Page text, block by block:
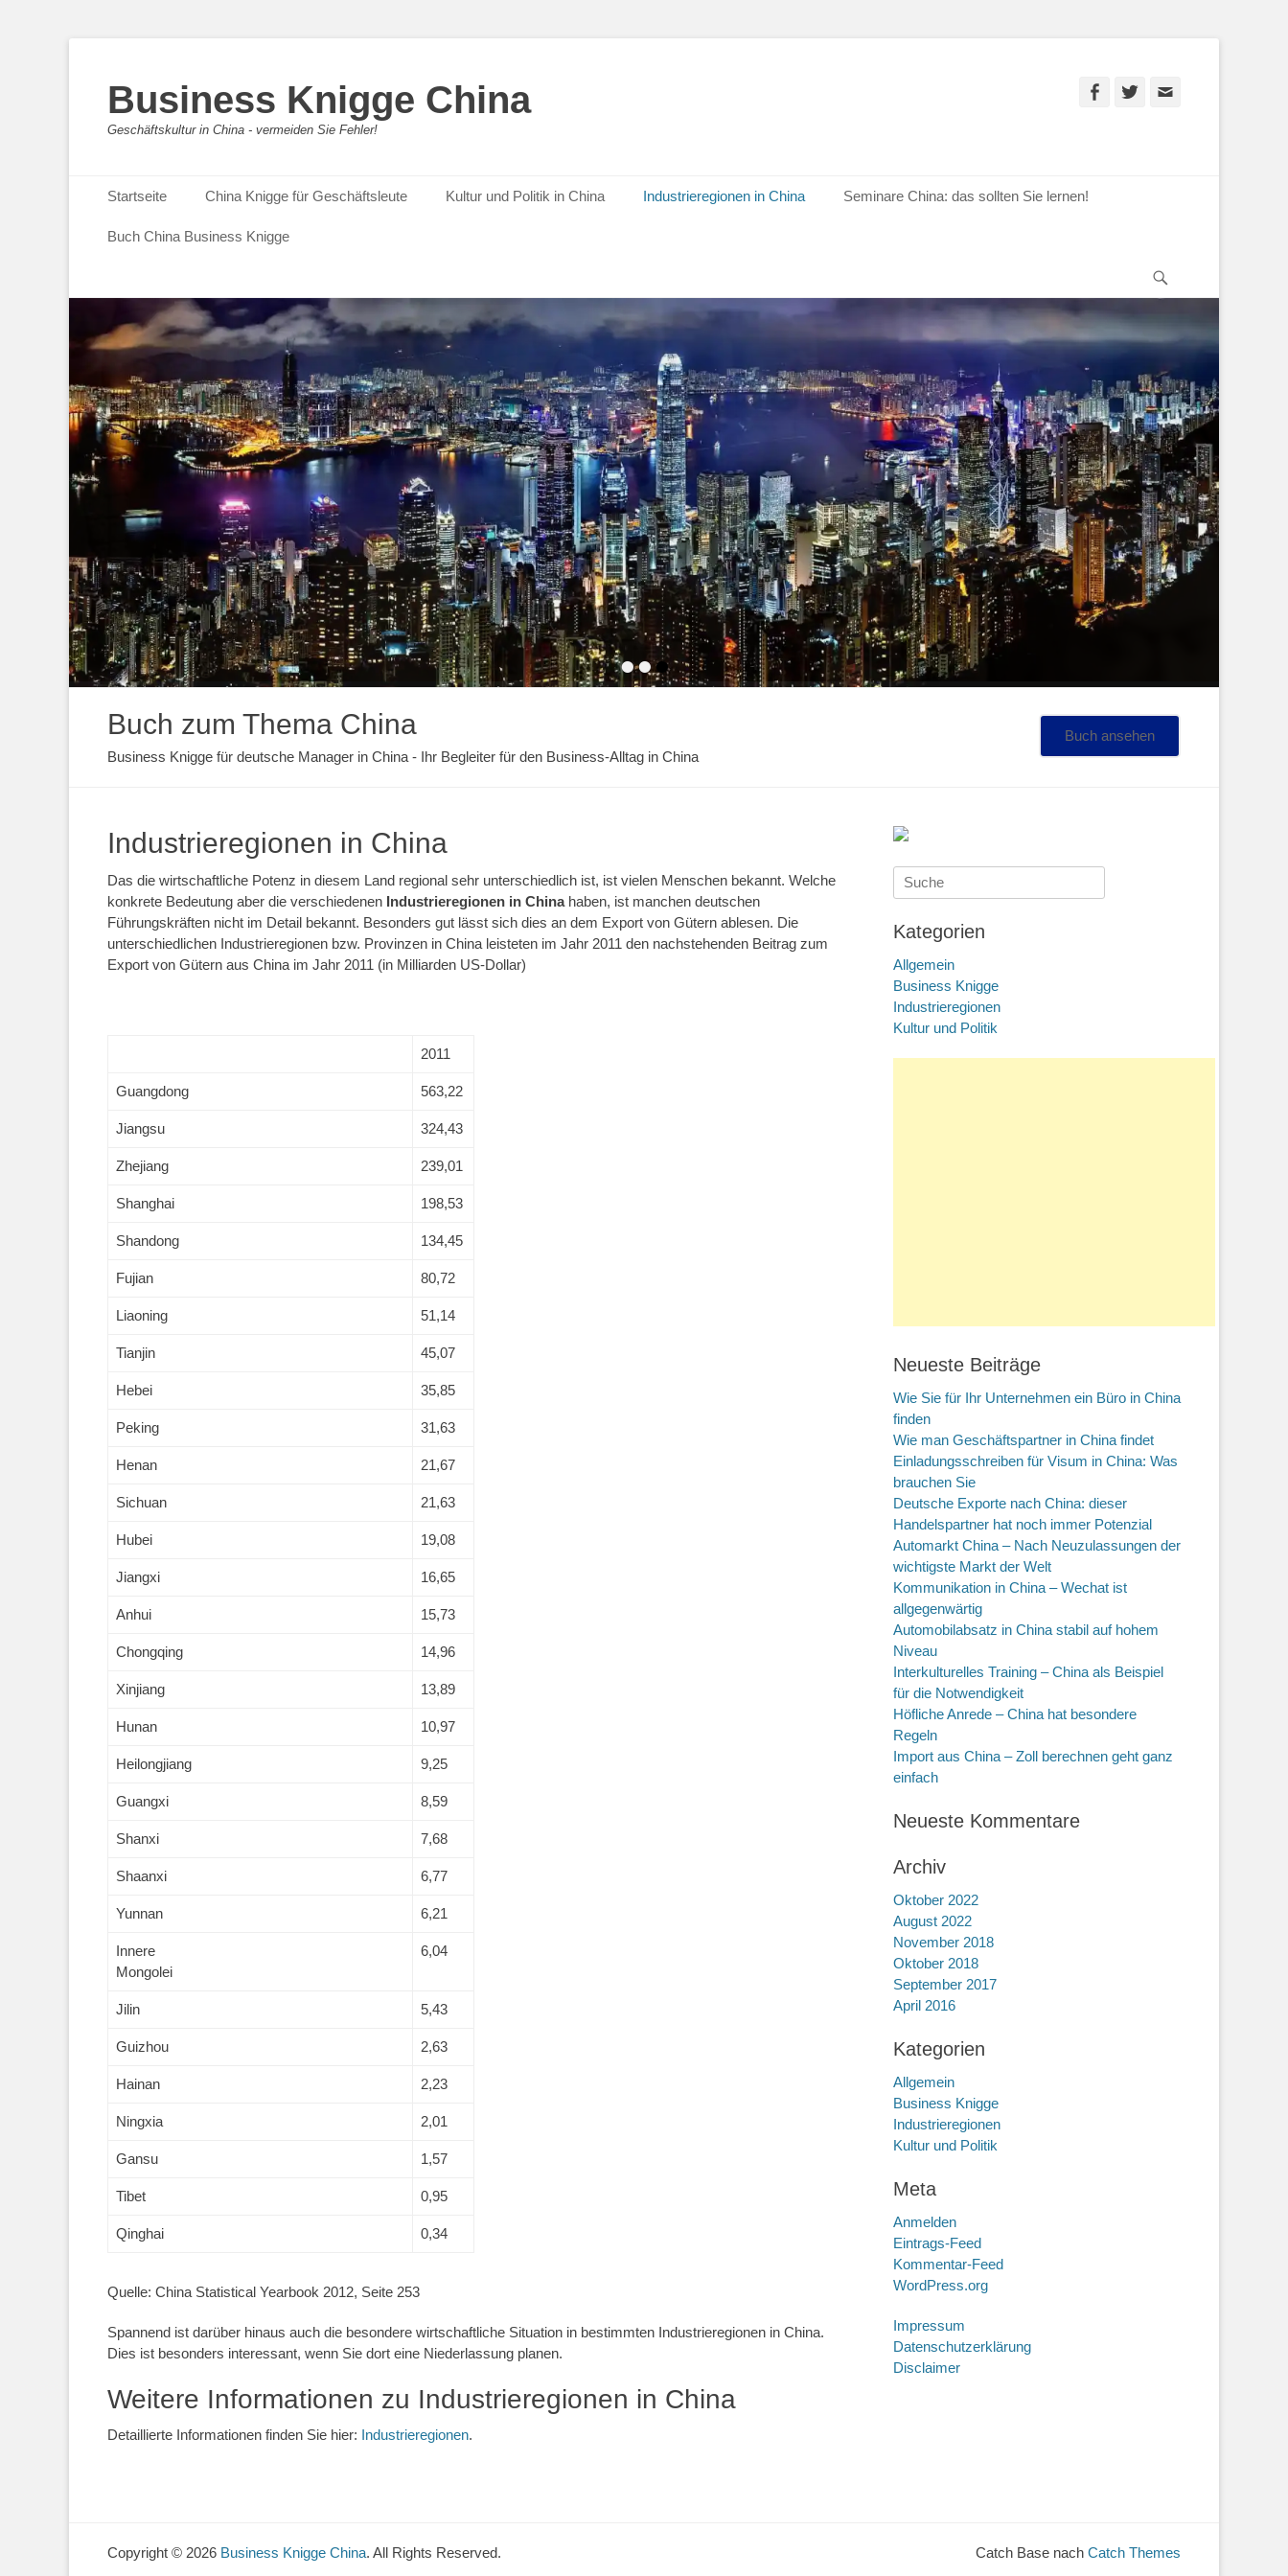
Business Knigge China
Geschäftskultur in China - vermeiden Sie Fehler!
Facebook
Twitter
Primäres Menü
Inhalt
springen
Startseite China Knigge für Geschäftsleute Kultur und Politik in China Industrieregionen in China Seminare China: das sollten Sie lernen!
Buch China Business Knigge
•••
Buch zum Thema China
Business Knigge für deutsche Manager in China - Ihr Begleiter für den Business-Alltag in China
Buch ansehen
Industrieregionen in China
Das die wirtschaftliche Potenz in diesem Land regional sehr unterschiedlich ist, ist vielen Menschen bekannt. Welche
konkrete Bedeutung aber die verschiedenen Industrieregionen in China haben, ist manchen deutschen
Führungskräften nicht im Detail bekannt. Besonders gut lässt sich dies an dem Export von Gütern ablesen. Die
unterschiedlichen Industrieregionen bzw. Provinzen in China leisteten im Jahr 2011 den nachstehenden Beitrag zum
Export von Gütern aus China im Jahr 2011 (in Milliarden US-Dollar)
2011
Guangdong 563,22
Jiangsu 324,43
Zhejiang 239,01
Shanghai 198,53
Shandong 134,45
Fujian 80,72
Liaoning 51,14
Tianjin 45,07
Hebei 35,85
Peking 31,63
Henan 21,67
Sichuan 21,63
Hubei 19,08
Jiangxi 16,65
Anhui 15,73
Chongqing 14,96
Xinjiang 13,89
Hunan 10,97
Heilongjiang 9,25
Guangxi 8,59
Shanxi 7,68
Shaanxi 6,77
Yunnan 6,21
Innere
Mongolei
6,04
Jilin 5,43
Guizhou 2,63
Hainan 2,23
Ningxia 2,01
Gansu 1,57
Tibet 0,95
Qinghai 0,34
Quelle: China Statistical Yearbook 2012, Seite 253
Spannend ist darüber hinaus auch die besondere wirtschaftliche Situation in bestimmten Industrieregionen in China.
Dies ist besonders interessant, wenn Sie dort eine Niederlassung planen.
Weitere Informationen zu Industrieregionen in China
Detaillierte Informationen finden Sie hier: Industrieregionen
Suche
nach:
Kategorien
Allgemein
Business Knigge
Industrieregionen
Kultur und Politik
Neueste Beiträge
Wie Sie für Ihr Unternehmen ein Büro in China
finden
Wie man Geschäftspartner in China findet
Einladungsschreiben für Visum in China: Was
brauchen Sie
Deutsche Exporte nach China: dieser
Handelspartner hat noch immer Potenzial
Automarkt China – Nach Neuzulassungen der
wichtigste Markt der Welt
Kommunikation in China – Wechat ist
allgegenwärtig
Automobilabsatz in China stabil auf hohem
Niveau
Interkulturelles Training – China als Beispiel
für die Notwendigkeit
Höfliche Anrede – China hat besondere
Regeln
Import aus China – Zoll berechnen geht ganz
einfach
Neueste Kommentare
Archiv
Oktober 2022
August 2022
November 2018
Oktober 2018
September 2017
April 2016
Kategorien
Allgemein
Business Knigge
Industrieregionen
Kultur und Politik
Meta
Anmelden
Eintrags-Feed
Kommentar-Feed
WordPress.org
Impressum
Datenschutzerklärung
Disclaimer
Copyright © 2026 Business Knigge China . All Rights Reserved. Catch Base nach Catch Themes